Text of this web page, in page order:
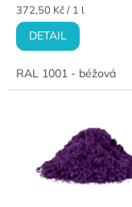
Měrná
cena:
372,50 Kč / 1 l
DETAIL
RAL 1001 - béžová